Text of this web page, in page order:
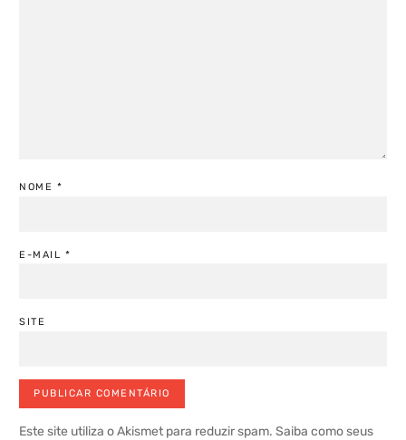
NOME *
E-MAIL *
SITE
Este site utiliza o Akismet para reduzir spam. Saiba como seus